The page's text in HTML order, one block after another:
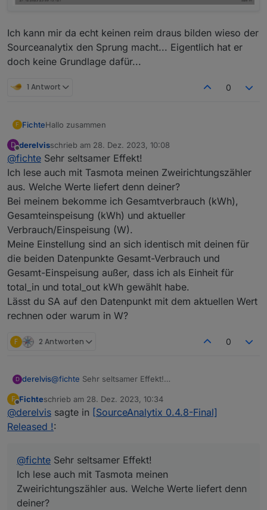
Ich kann mir da echt keinen reim draus bilden wieso der
Sourceanalytix den Sprung macht... Eigentlich hat er
doch keine Grundlage dafür...
1 Antwort 0
F FichteHallo zusammen
Ich lese einen Stromzähler via SML Tasmota aus (Watt).
Ab einen gewissen Punkt Springt Sourceanalytix um
und schreibt Utopische werte
Ich hab die schon die Werte gelöscht und auch die
einstellung dazu noch einmal komplett neu gemacht.
Aber ab irgend einen Punkt Springt er dann auf solche
es nicht an Utopischen leistungswerten liegt, aber da ist
alles Super und nie ein wert Über 12000 Watt.
Habe noch andere Geräte wie EM3 und Gosund etc.
und dort funktioniert alles super.
Liebe Grüße
D
Offline
derelvisschrieb am 28. Dez. 2023, 10:08
zuletzt editiert von
@fichte Sehr seltsamer Effekt!
Ich lese auch mit Tasmota meinen Zweirichtungszähler
aus. Welche Werte liefert denn deiner?
Bei meinem bekomme ich Gesamtverbrauch (kWh),
Gesamteinspeisung (kWh) und aktueller
Verbrauch/Einspeisung (W).
Meine Einstellung sind an sich identisch mit deinen für
die beiden Datenpunkte Gesamt-Verbrauch und
Gesamt-Einspeisung außer, dass ich als Einheit für
total_in und total_out kWh gewählt habe.
Lässt du SA auf den Datenpunkt mit dem aktuellen Wert
rechnen oder warum in W?
F 2 Antworten 0
D derelvis@fichte Sehr seltsamer Effekt!
aus. Welche Werte liefert denn deiner?
Bei meinem bekomme ich Gesamtverbrauch (kWh),
Gesamteinspeisung (kWh) und aktueller
die beiden Datenpunkte Gesamt-Verbrauch und
Gesamt-Einspeisung außer, dass ich als Einheit für
total_in und total_out kWh gewählt habe.
Lässt du SA auf den Datenpunkt mit dem aktuellen
F
Offline
Fichteschrieb am 28. Dez. 2023, 10:34
zuletzt editiert von
@derelvis sagte in [SourceAnalytix 0.4.8-Final]
Released !:
@fichte Sehr seltsamer Effekt!
Ich lese auch mit Tasmota meinen
Zweirichtungszähler aus. Welche Werte liefert denn
deiner?